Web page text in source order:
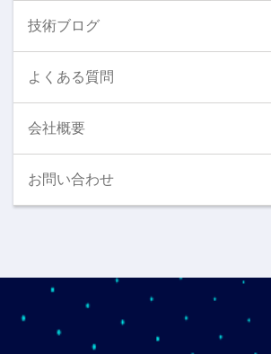
技術ブログ
よくある質問
会社概要
お問い合わせ